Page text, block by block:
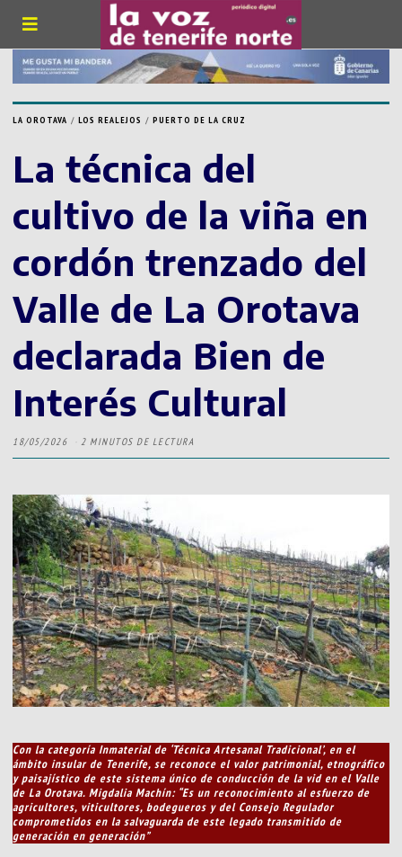
LA OROTAVA / LOS REALEJOS / PUERTO DE LA CRUZ
La técnica del
cultivo de la viña en
cordón trenzado del
Valle de La Orotava
declarada Bien de
Interés Cultural
18/05/2026 2 MINUTOS DE LECTURA
Con la categoría Inmaterial de ‘Técnica Artesanal Tradicional’, en el
ámbito insular de Tenerife, se reconoce el valor patrimonial, etnográfico
y paisajístico de este sistema único de conducción de la vid en el Valle
de La Orotava. Migdalia Machín: “Es un reconocimiento al esfuerzo de
agricultores, viticultores, bodegueros y del Consejo Regulador
comprometidos en la salvaguarda de este legado transmitido de
generación en generación”